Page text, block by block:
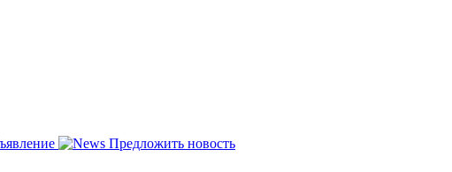
Предложить новость